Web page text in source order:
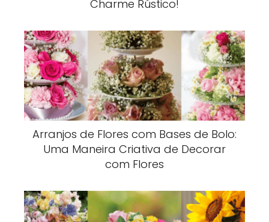
Charme Rústico!
Arranjos de Flores com Bases de Bolo:
Uma Maneira Criativa de Decorar
com Flores